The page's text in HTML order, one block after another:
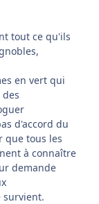
tout ce qu'ils
en vert qui
d'accord du
que tous les
à connaître
demande
survient.